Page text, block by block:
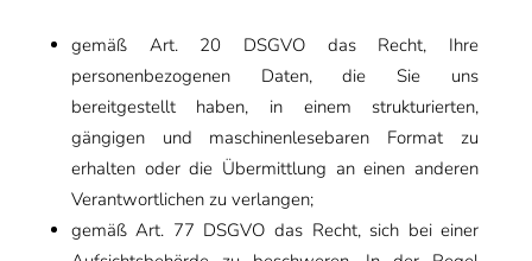
gemäß Art. 20 DSGVO das Recht, Ihre
personenbezogenen Daten, die Sie uns
bereitgestellt haben, in einem strukturierten,
gängigen und maschinenlesebaren Format zu
erhalten oder die Übermittlung an einen anderen
Verantwortlichen zu verlangen;
gemäß Art. 77 DSGVO das Recht, sich bei einer